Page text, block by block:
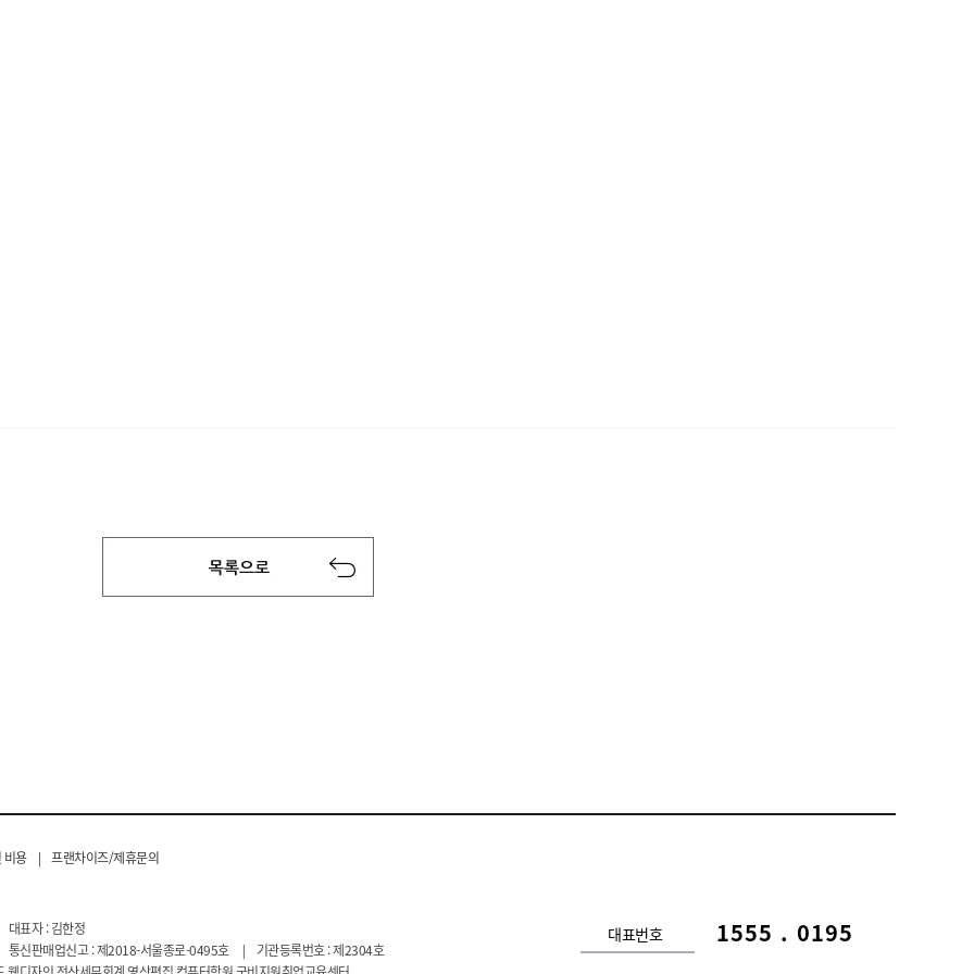
비용 | 프랜차이즈/제휴문의
대표자 : 김한정
통신판매업신고 : 제2018-서울종로-0495호
|
기관등록번호 : 제2304호
대표번호 1555 . 0195